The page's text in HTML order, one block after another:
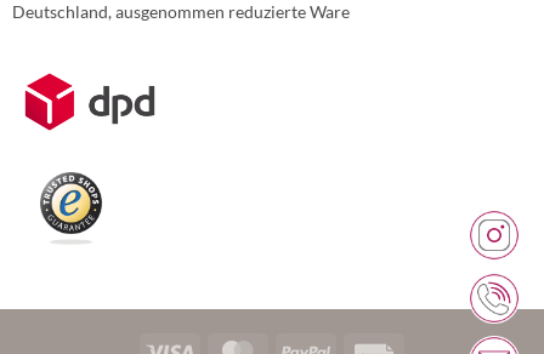
Deutschland, ausgenommen reduzierte Ware
Weitere Informationen über den gesperrten Inhalt.
Visa MasterCardPayPal